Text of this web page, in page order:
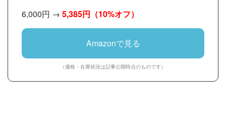
6,000円 → 5,385円 （10%オフ）
Amazonで見る
（価格・在庫状況は記事公開時点のものです）